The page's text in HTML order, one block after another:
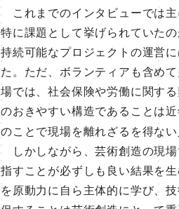
これまでのインタビューでは主
特に課題として挙げられていた
持続可能なプロジェクトの運営
た。ただ、ボランティアも含め
場では、社会保険や労働に関す
のおきやすい構造であることは
のことで現場を離れざるを得ない
しかしながら、芸術創造の現場
指すことが必ずしも良い結果を
を原動力に自ら主体的に学び、